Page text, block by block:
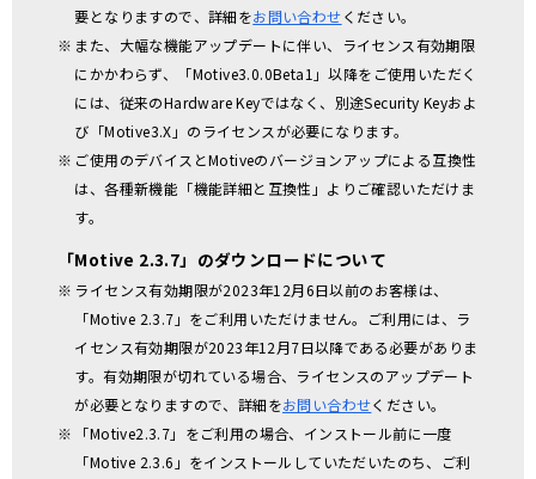
要となりますので、詳細をお問い合わせください。
また、大幅な機能アップデートに伴い、ライセンス有効期限
にかかわらず、「Motive3.0.0Beta1」以降をご使用いただく
には、従来のHardware Keyではなく、別途Security Keyおよ
び「Motive3.X」のライセンスが必要になります。
ご使用のデバイスとMotiveのバージョンアップによる互換性
は、各種新機能「機能詳細と互換性」よりご確認いただけま
す。
「Motive 2.3.7」のダウンロードについて
ライセンス有効期限が2023年12月6日以前のお客様は、
「Motive 2.3.7」をご利用いただけません。ご利用には、ラ
イセンス有効期限が2023年12月7日以降である必要がありま
す。有効期限が切れている場合、ライセンスのアップデート
が必要となりますので、詳細をお問い合わせください。
「Motive2.3.7」をご利用の場合、インストール前に一度
「Motive 2.3.6」をインストールしていただいたのち、ご利